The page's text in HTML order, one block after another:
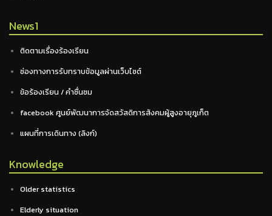
News1
ติดตามเรื่องร้องเรียน
ช่องทางการรับทราบข้อมูลผ่านเว็บไซต์
ข้อร้องเรียน / คำชื่นชม
facebook ศูนย์พัฒนาการจัดสวัสดิการสังคมผู้สูงอายุภูเก็ต
แผนที่การเดินทาง (ลิงก์)
Knowledge
Older statistics
Elderly situation